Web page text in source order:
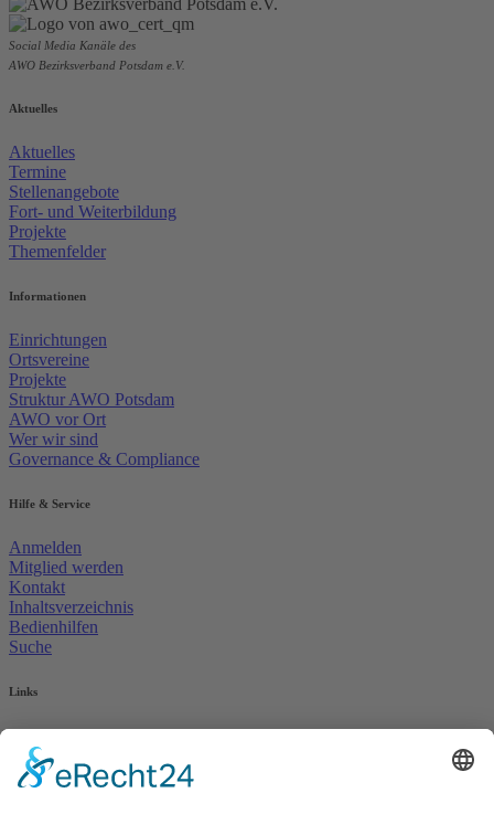
Social Media Kanäle des
AWO Bezirksverband Potsdam e.V.
Aktuelles
Aktuelles
Termine
Stellenangebote
Fort- und Weiterbildung
Projekte
Themenfelder
Informationen
Einrichtungen
Ortsvereine
Projekte
Struktur AWO Potsdam
AWO vor Ort
Wer wir sind
Governance & Compliance
Hilfe & Service
Anmelden
Mitglied werden
Kontakt
Inhaltsverzeichnis
Bedienhilfen
Suche
Links
AWO Jobportal
AWO Ehrenamt Portal
AWO Schulgesundheitsfachkräfte